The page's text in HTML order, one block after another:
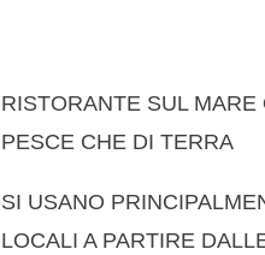
RISTORANTE SUL
PESCE CHE DI TERRA
SI USANO
LOCALI A PARTIRE